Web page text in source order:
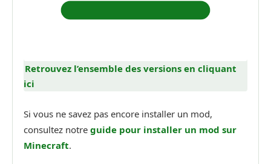
Retrouvez l’ensemble des versions en cliquant
ici
Si vous ne savez pas encore installer un mod,
consultez notre guide pour installer un mod sur
Minecraft.